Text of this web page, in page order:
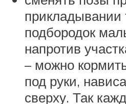
прикладывании
подбородок
напротив
– можно
под руки,
сверху. Так